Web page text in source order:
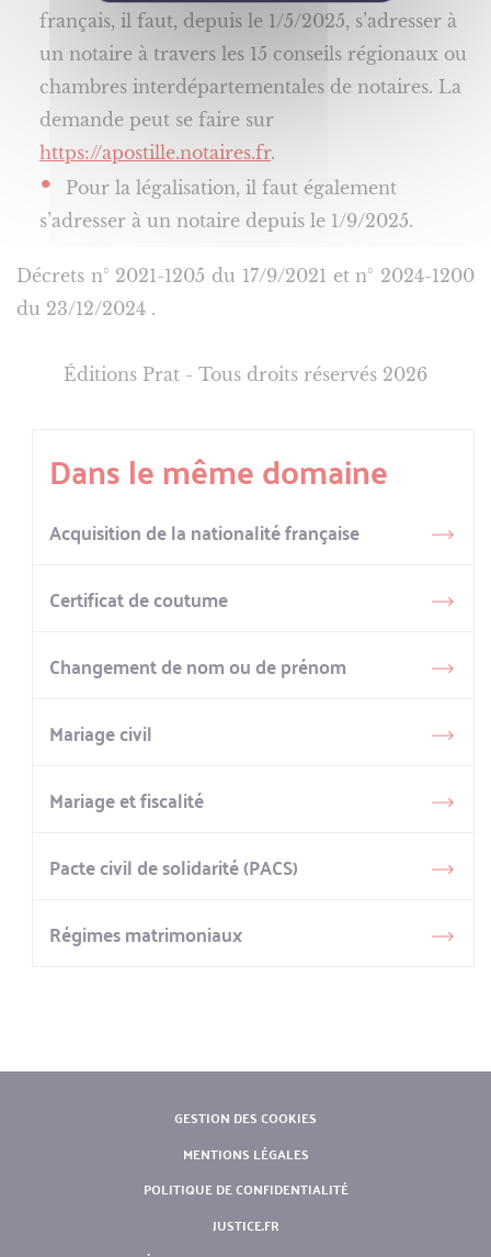
français, il faut, depuis le 1/5/2025, s’adresser à
un notaire à travers les 15 conseils régionaux ou
chambres interdépartementales de notaires. La
demande peut se faire sur
https://apostille.notaires.fr.
Pour la légalisation, il faut également
s’adresser à un notaire depuis le 1/9/2025.
Décrets n° 2021-1205 du 17/9/2021 et n° 2024-1200
du 23/12/2024 .
Éditions Prat - Tous droits réservés 2026
Dans le même domaine
Acquisition de la nationalité française
Certificat de coutume
Changement de nom ou de prénom
Mariage civil
Mariage et fiscalité
Pacte civil de solidarité (PACS)
Régimes matrimoniaux
GESTION DES COOKIES
MENTIONS LÉGALES
POLITIQUE DE CONFIDENTIALITÉ
JUSTICE.FR